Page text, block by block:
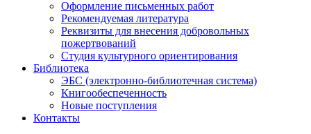
Оформление письменных работ
Рекомендуемая литература
Реквизиты для внесения добровольных
пожертвований
Студия культурного ориентирования
Библиотека
ЭБС (электронно-библиотечная система)
Книгообеспеченность
Новые поступления
Контакты